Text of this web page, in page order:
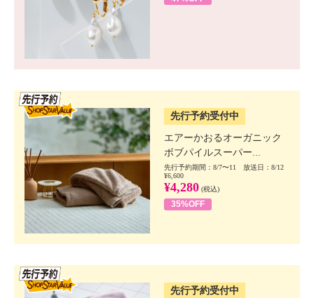
先行予約受付中
エアーかおるオーガニック
ボブパイルスーパー...
先行予約期間：8/7〜11 放送日：8/12
¥6,600
¥4,280 (税込)
35%OFF
先行予約受付中